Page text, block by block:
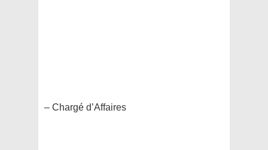
– Chargé d’Affaires